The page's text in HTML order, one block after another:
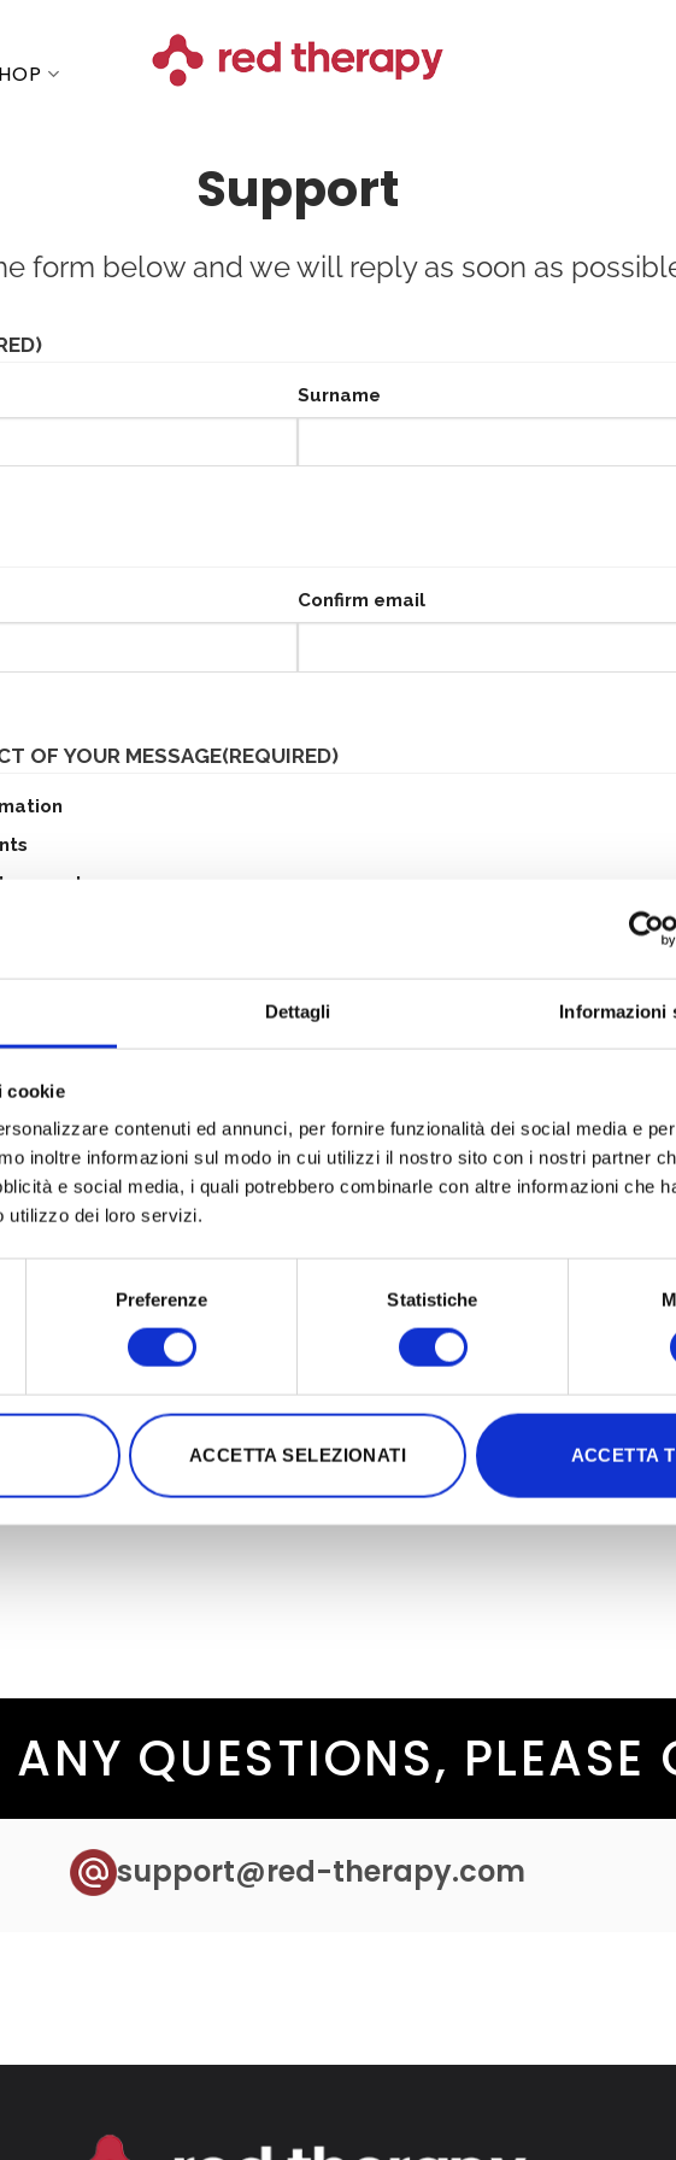
Dettagli Informazioni
cookie
contenuti ed annunci, per fornire funzionalità dei social media e
inoltre informazioni sul modo in cui utilizzi il nostro sito con i nostri partner
e social media, i quali potrebbero combinarle con altre informazioni che
utilizzo dei loro servizi.
Preferenze Statistiche
ACCETTA SELEZIONATI ACCETTA
Support
form below and we will reply as soon as
Surname
Confirm email
OF YOUR MESSAGE(REQUIRED)
support
think. Do you have a question for us? Feel free to ask.
QUESTIONS, PLEASE
support@red-therapy.com